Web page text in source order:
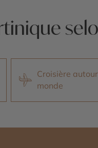
Croisière
monde